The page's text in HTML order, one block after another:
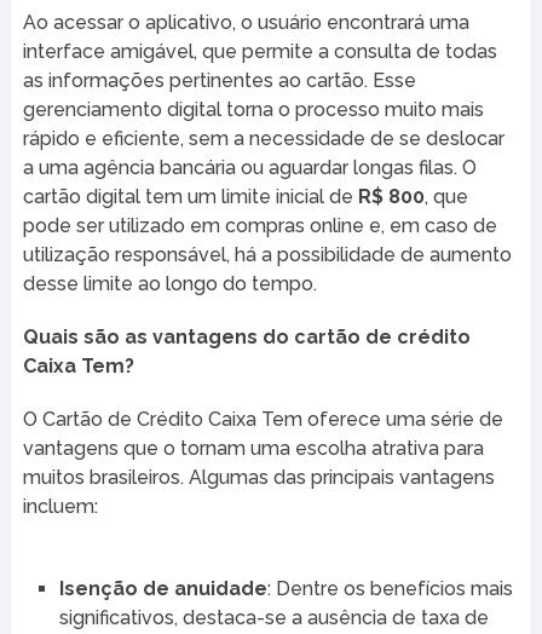
Ao acessar o aplicativo, o usuário encontrará uma
interface amigável, que permite a consulta de todas
as informações pertinentes ao cartão. Esse
gerenciamento digital torna o processo muito mais
rápido e eficiente, sem a necessidade de se deslocar
a uma agência bancária ou aguardar longas filas. O
cartão digital tem um limite inicial de R$ 800, que
pode ser utilizado em compras online e, em caso de
utilização responsável, há a possibilidade de aumento
desse limite ao longo do tempo.
Quais são as vantagens do cartão de crédito
Caixa Tem?
O Cartão de Crédito Caixa Tem oferece uma série de
vantagens que o tornam uma escolha atrativa para
muitos brasileiros. Algumas das principais vantagens
incluem:
Isenção de anuidade: Dentre os benefícios mais
significativos, destaca-se a ausência de taxa de